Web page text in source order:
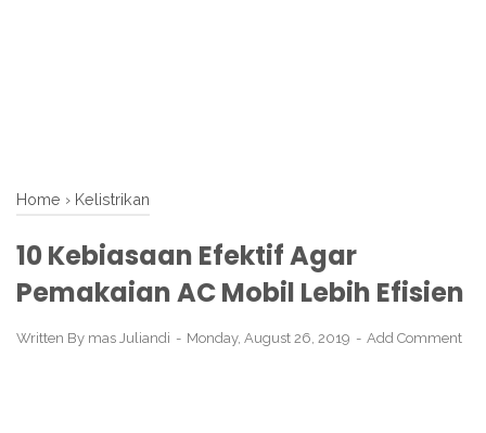
Home › Kelistrikan
10 Kebiasaan Efektif Agar
Pemakaian AC Mobil Lebih Efisien
Written By mas Juliandi Monday, August 26, 2019 Add Comment